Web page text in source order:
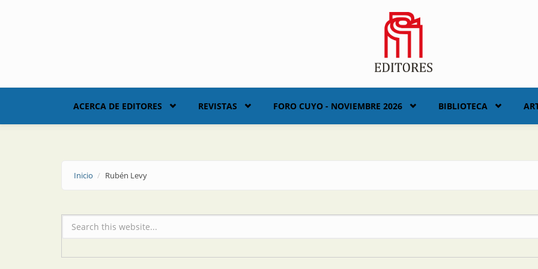
ACERCA DE EDITORES REVISTAS FORO CUYO - NOVIEMBRE 2026 BIBLIOTECA
Inicio Rubén Levy
Formulario de búsqueda